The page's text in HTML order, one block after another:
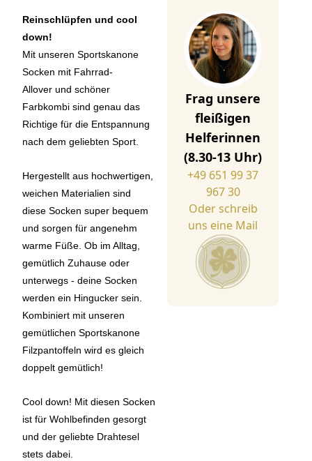
Reinschlüpfen und cool
down!
Mit unseren Sportskanone
Socken mit Fahrrad-
Allover und schöner
Farbkombi sind genau das
Richtige für die Entspannung
nach dem geliebten Sport.
Hergestellt aus hochwertigen,
weichen Materialien sind
diese Socken super bequem
und sorgen für angenehm
warme Füße. Ob im Alltag,
gemütlich Zuhause oder
unterwegs - deine Socken
werden ein Hingucker sein.
Kombiniert mit unseren
gemütlichen Sportskanone
Filzpantoffeln wird es gleich
doppelt gemütlich!
Cool down! Mit diesen Socken
ist für Wohlbefinden gesorgt
und der geliebte Drahtesel
stets dabei.
Frag unsere
fleißigen
Helferinnen
(8.30-13 Uhr)
+49 651 99 37
967 30
Oder schreib
uns eine Mail